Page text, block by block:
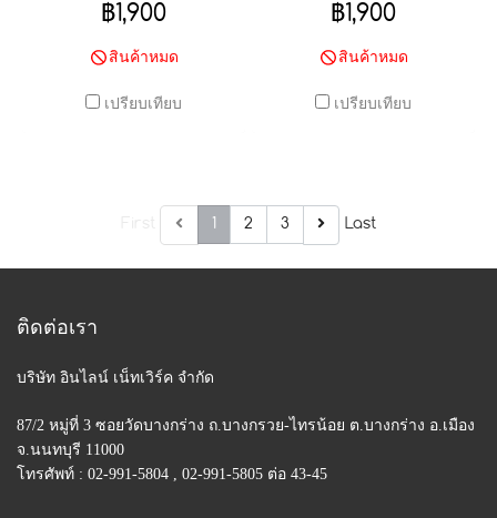
฿1,900
สินค้าหมด
เปรียบเทียบ
ชาร์จไว (3 เมตร)
฿1,900
สินค้าหมด
เปรียบเทียบ
2 3 Last
ติดต่อเรา
บริษัท อินไลน์ เน็ทเวิร์ค จำกัด
87/2 หมู่ที่ 3 ซอยวัดบางกร่าง ถ.บางกรวย-ไทรน้อย ต.บางกร่าง อ.เมือง
จ.นนทบุรี 11000
โทรศัพท์ : 02-991-5804 , 02-991-5805 ต่อ 43-45